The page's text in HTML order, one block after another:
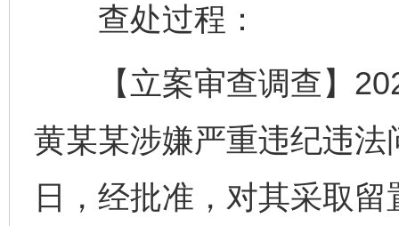
查处过程：
【立案审查调查】
黄某某涉嫌严重违纪违
日，经批准，对其采取